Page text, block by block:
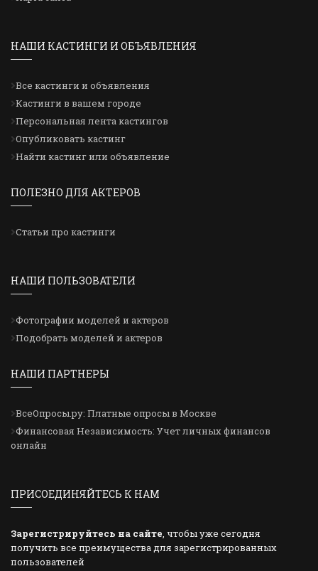
НАШИ КАСТИНГИ И ОБЪЯВЛЕНИЯ
Все кастинги и объявления
Кастинги в вашем городе
Персональная лента кастингов
Опубликовать кастинг
Найти кастинг или объявление
ПОЛЕЗНО ДЛЯ АКТЕРОВ
Статьи про кастинги
НАШИ ПОЛЬЗОВАТЕЛИ
Фотографии моделей и актеров
Подобрать моделей и актеров
НАШИ ПАРТНЕРЫ
ВсеОпросы.ру: Платные опросы в Москве
Финансовая Независимость: Учет личных финансов
онлайн
ПРИСОЕДИНЯЙТЕСЬ К НАМ
Зарегистрируйтесь на сайте, чтобы уже сегодня
получить все преимущества для зарегистрированных
пользователей